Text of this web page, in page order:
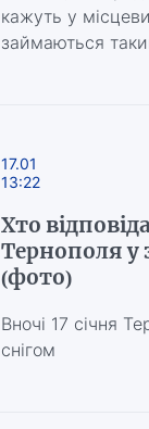
кажуть у
займаються
17.01
13:22
Хто
Тернополя у
(фото)
Вночі 17 січня
снігом